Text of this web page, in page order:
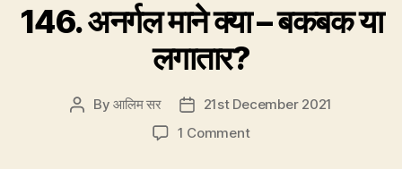
146. अनर्गल माने क्या – बकबक या
लगातार?
PostByआलिम सर
Post
date
21st December 2021
1 Commenton